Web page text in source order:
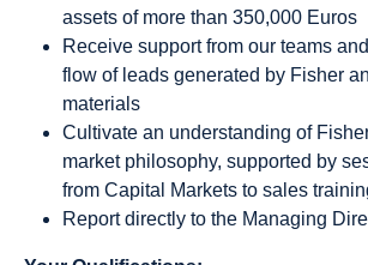
assets of more than 350,000 Euros
Receive support from our teams
flow of leads generated by Fisher
materials
Cultivate an understanding of
market philosophy, supported by
from Capital Markets to sales
Report directly to the Managing